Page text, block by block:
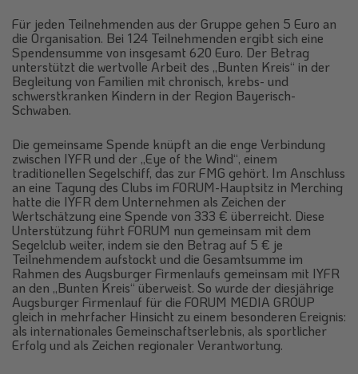
Für jeden Teilnehmenden aus der Gruppe gehen 5 Euro an
die Organisation. Bei 124 Teilnehmenden ergibt sich eine
Spendensumme von insgesamt 620 Euro. Der Betrag
unterstützt die wertvolle Arbeit des „Bunten Kreis“ in der
Begleitung von Familien mit chronisch, krebs- und
schwerstkranken Kindern in der Region Bayerisch-
Schwaben.
Die gemeinsame Spende knüpft an die enge Verbindung
zwischen IYFR und der „Eye of the Wind“, einem
traditionellen Segelschiff, das zur FMG gehört. Im Anschluss
an eine Tagung des Clubs im FORUM-Hauptsitz in Merching
hatte die IYFR dem Unternehmen als Zeichen der
Wertschätzung eine Spende von 333 € überreicht. Diese
Unterstützung führt FORUM nun gemeinsam mit dem
Segelclub weiter, indem sie den Betrag auf 5 € je
Teilnehmendem aufstockt und die Gesamtsumme im
Rahmen des Augsburger Firmenlaufs gemeinsam mit IYFR
an den „Bunten Kreis“ überweist. So wurde der diesjährige
Augsburger Firmenlauf für die FORUM MEDIA GROUP
gleich in mehrfacher Hinsicht zu einem besonderen Ereignis:
als internationales Gemeinschaftserlebnis, als sportlicher
Erfolg und als Zeichen regionaler Verantwortung.